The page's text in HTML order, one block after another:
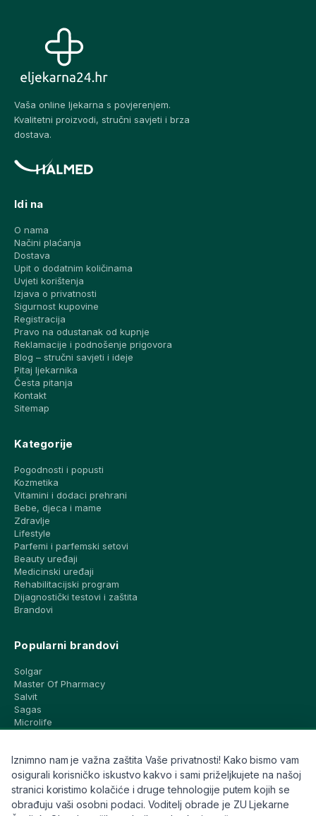
Vaša online ljekarna s povjerenjem.
Kvalitetni proizvodi, stručni savjeti i brza
dostava.
Idi na
O nama
Načini plaćanja
Dostava
Upit o dodatnim količinama
Uvjeti korištenja
Izjava o privatnosti
Sigurnost kupovine
Registracija
Pravo na odustanak od kupnje
Reklamacije i podnošenje prigovora
Blog – stručni savjeti i ideje
Pitaj ljekarnika
Česta pitanja
Kontakt
Sitemap
Kategorije
Pogodnosti i popusti
Kozmetika
Vitamini i dodaci prehrani
Bebe, djeca i mame
Zdravlje
Lifestyle
Parfemi i parfemski setovi
Beauty uređaji
Medicinski uređaji
Rehabilitacijski program
Dijagnostički testovi i zaštita
Brandovi
Popularni brandovi
Solgar
Master Of Pharmacy
Salvit
Sagas
Microlife
CeraVe
Eucerin
Avene
Bioderma
Svi brandovi
Iznimno nam je važna zaštita Vaše privatnosti! Kako bismo vam
osigurali korisničko iskustvo kakvo i sami priželjkujete na našoj
stranici koristimo kolačiće i druge tehnologije putem kojih se
obrađuju vaši osobni podaci. Voditelj obrade je ZU Ljekarne